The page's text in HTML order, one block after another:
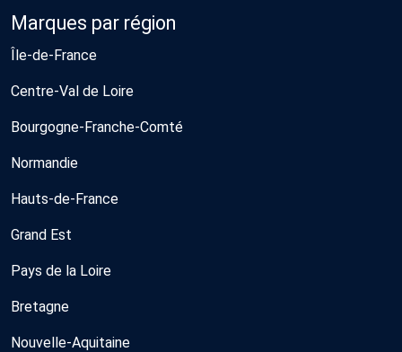
Marques par région
Île-de-France
Centre-Val de Loire
Bourgogne-Franche-Comté
Normandie
Hauts-de-France
Grand Est
Pays de la Loire
Bretagne
Nouvelle-Aquitaine